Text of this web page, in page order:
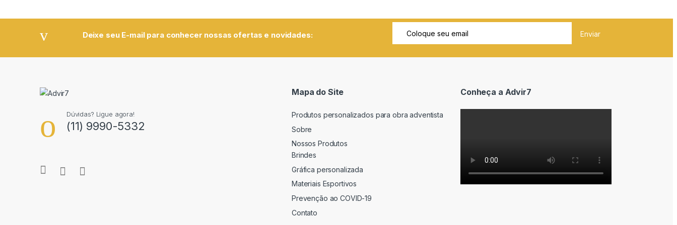
Deixe seu E-mail para conhecer nossas ofertas e novidades:
Dúvidas? Ligue agora!
(11) 9990-5332
Mapa do Site
Produtos personalizados para obra adventista
Sobre
Nossos Produtos
Brindes
Gráfica personalizada
Materiais Esportivos
Prevenção ao COVID-19
Contato
Conheça a Advir7